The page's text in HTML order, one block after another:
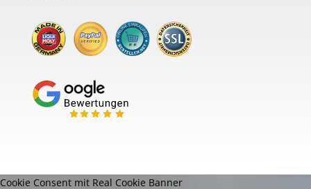
Cookie Consent mit Real Cookie Banner